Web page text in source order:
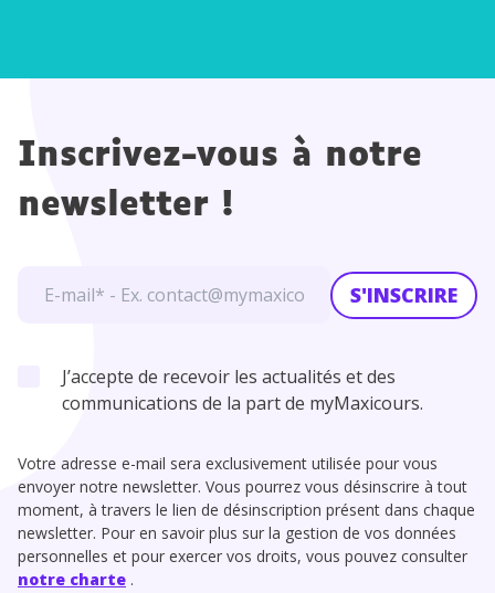
Inscrivez-vous à notre
newsletter !
S'INSCRIRE
J’accepte de recevoir les actualités et des
communications de la part de myMaxicours.
Votre adresse e-mail sera exclusivement utilisée pour vous
envoyer notre newsletter. Vous pourrez vous désinscrire à tout
moment, à travers le lien de désinscription présent dans chaque
newsletter. Pour en savoir plus sur la gestion de vos données
personnelles et pour exercer vos droits, vous pouvez consulter
notre charte .